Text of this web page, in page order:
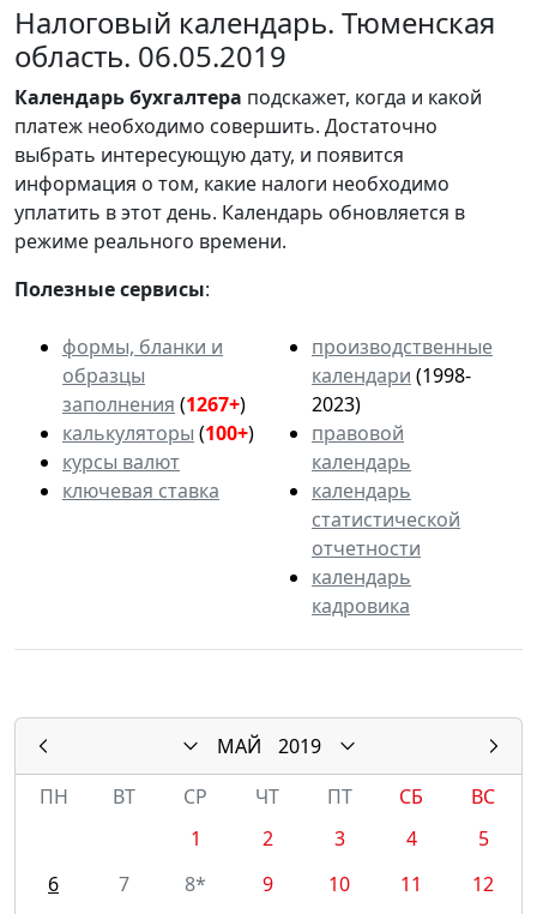
Налоговый календарь. Тюменская
область. 06.05.2019
Календарьбухгалтера подскажет, когда и какой
платеж необходимо совершить. Достаточно
выбрать интересующую дату, и появится
информация о том, какие налоги необходимо
уплатить в этот день. Календарь обновляется в
режиме реального времени.
Полезные сервисы:
формы, бланки и
образцы
заполнения (1267+)
калькуляторы (100+)
курсы валют
ключевая ставка
производственные
календари (1998-
2023)
правовой
календарь
календарь
статистической
отчетности
календарь
кадровика
МАЙ
2019
ПН
ВТ СР ЧТ ПТ СБ
ВС
1
2 3 4
5
6
7 8* 9 10 11
12